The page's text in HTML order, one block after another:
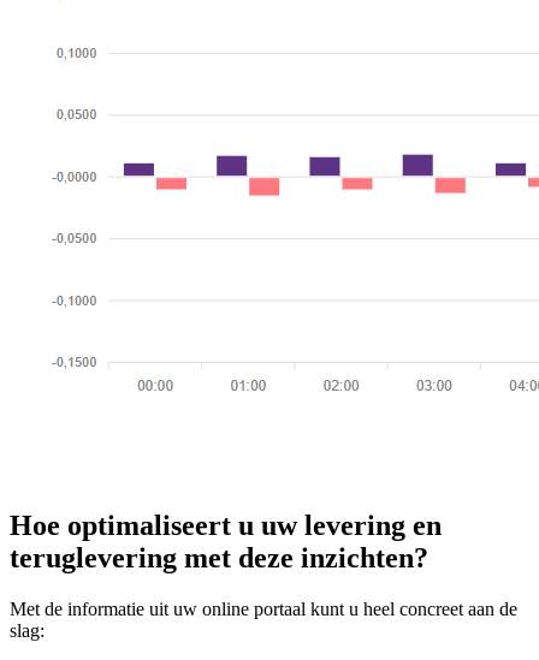
Hoe optimaliseert u uw levering en
teruglevering met deze inzichten?
Met de informatie uit uw online portaal kunt u heel concreet aan de
slag: